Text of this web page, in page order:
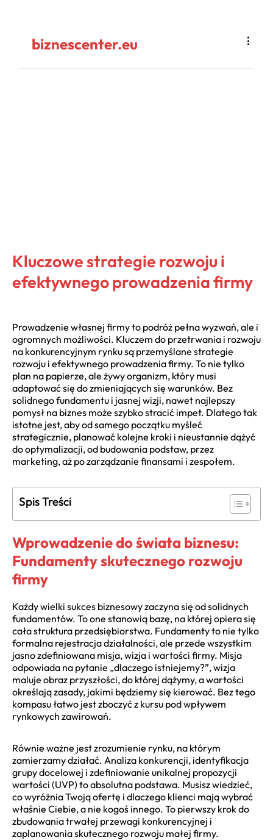
biznescenter.eu
Kluczowe strategie rozwoju i
efektywnego prowadzenia firmy
Prowadzenie własnej firmy to podróż pełna wyzwań, ale i
ogromnych możliwości. Kluczem do przetrwania i rozwoju
na konkurencyjnym rynku są przemyślane strategie
rozwoju i efektywnego prowadzenia firmy. To nie tylko
plan na papierze, ale żywy organizm, który musi
adaptować się do zmieniających się warunków. Bez
solidnego fundamentu i jasnej wizji, nawet najlepszy
pomysł na biznes może szybko stracić impet. Dlatego tak
istotne jest, aby od samego początku myśleć
strategicznie, planować kolejne kroki i nieustannie dążyć
do optymalizacji, od budowania podstaw, przez
marketing, aż po zarządzanie finansami i zespołem.
Spis Treści
Wprowadzenie do świata biznesu:
Fundamenty skutecznego rozwoju
firmy
Każdy wielki sukces biznesowy zaczyna się od solidnych
fundamentów. To one stanowią bazę, na której opiera się
cała struktura przedsiębiorstwa. Fundamenty to nie tylko
formalna rejestracja działalności, ale przede wszystkim
jasno zdefiniowana misja, wizja i wartości firmy. Misja
odpowiada na pytanie „dlaczego istniejemy?”, wizja
maluje obraz przyszłości, do której dążymy, a wartości
określają zasady, jakimi będziemy się kierować. Bez tego
kompasu łatwo jest zboczyć z kursu pod wpływem
rynkowych zawirowań.
Równie ważne jest zrozumienie rynku, na którym
zamierzamy działać. Analiza konkurencji, identyfikacja
grupy docelowej i zdefiniowanie unikalnej propozycji
wartości (UVP) to absolutna podstawa. Musisz wiedzieć,
co wyróżnia Twoją ofertę i dlaczego klienci mają wybrać
właśnie Ciebie, a nie kogoś innego. To pierwszy krok do
zbudowania trwałej przewagi konkurencyjnej i
zaplanowania skutecznego rozwoju małej firmy.